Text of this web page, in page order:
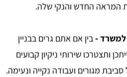
המראה החדש והנקי שלה.
למשרד -בין אם אתם גרים בבניין
ותצטרכו שירותי ניקיון קבועים
מגורים ועבודה נקייה ונעימה.